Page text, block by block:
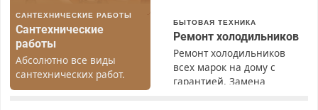
САНТЕХНИЧЕСКИЕ РАБОТЫ
Сантехнические
работы
Абсолютно все виды
сантехнических работ.
Быстро. Качественно.
БЫТОВАЯ ТЕХНИКА
Ремонт холодильников
Ремонт холодильников
всех марок на дому с
гарантией. Замена